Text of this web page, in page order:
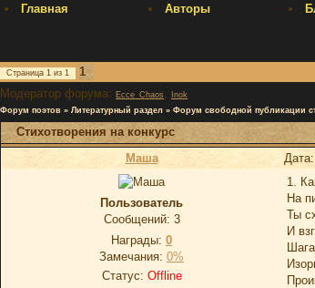
Главная Авторы
Страница 1 из 1
1
Модератор форума: Ecce_Chaos ,
Inok
Форум поэтов » Литературный раздел » Форум свободной публикации
Стихотворения на конкурс
Маша
Пользователь
Сообщений: 3
Награды: 0
Замечания: 0%
Статус: Offline
1.
На
Ты
И